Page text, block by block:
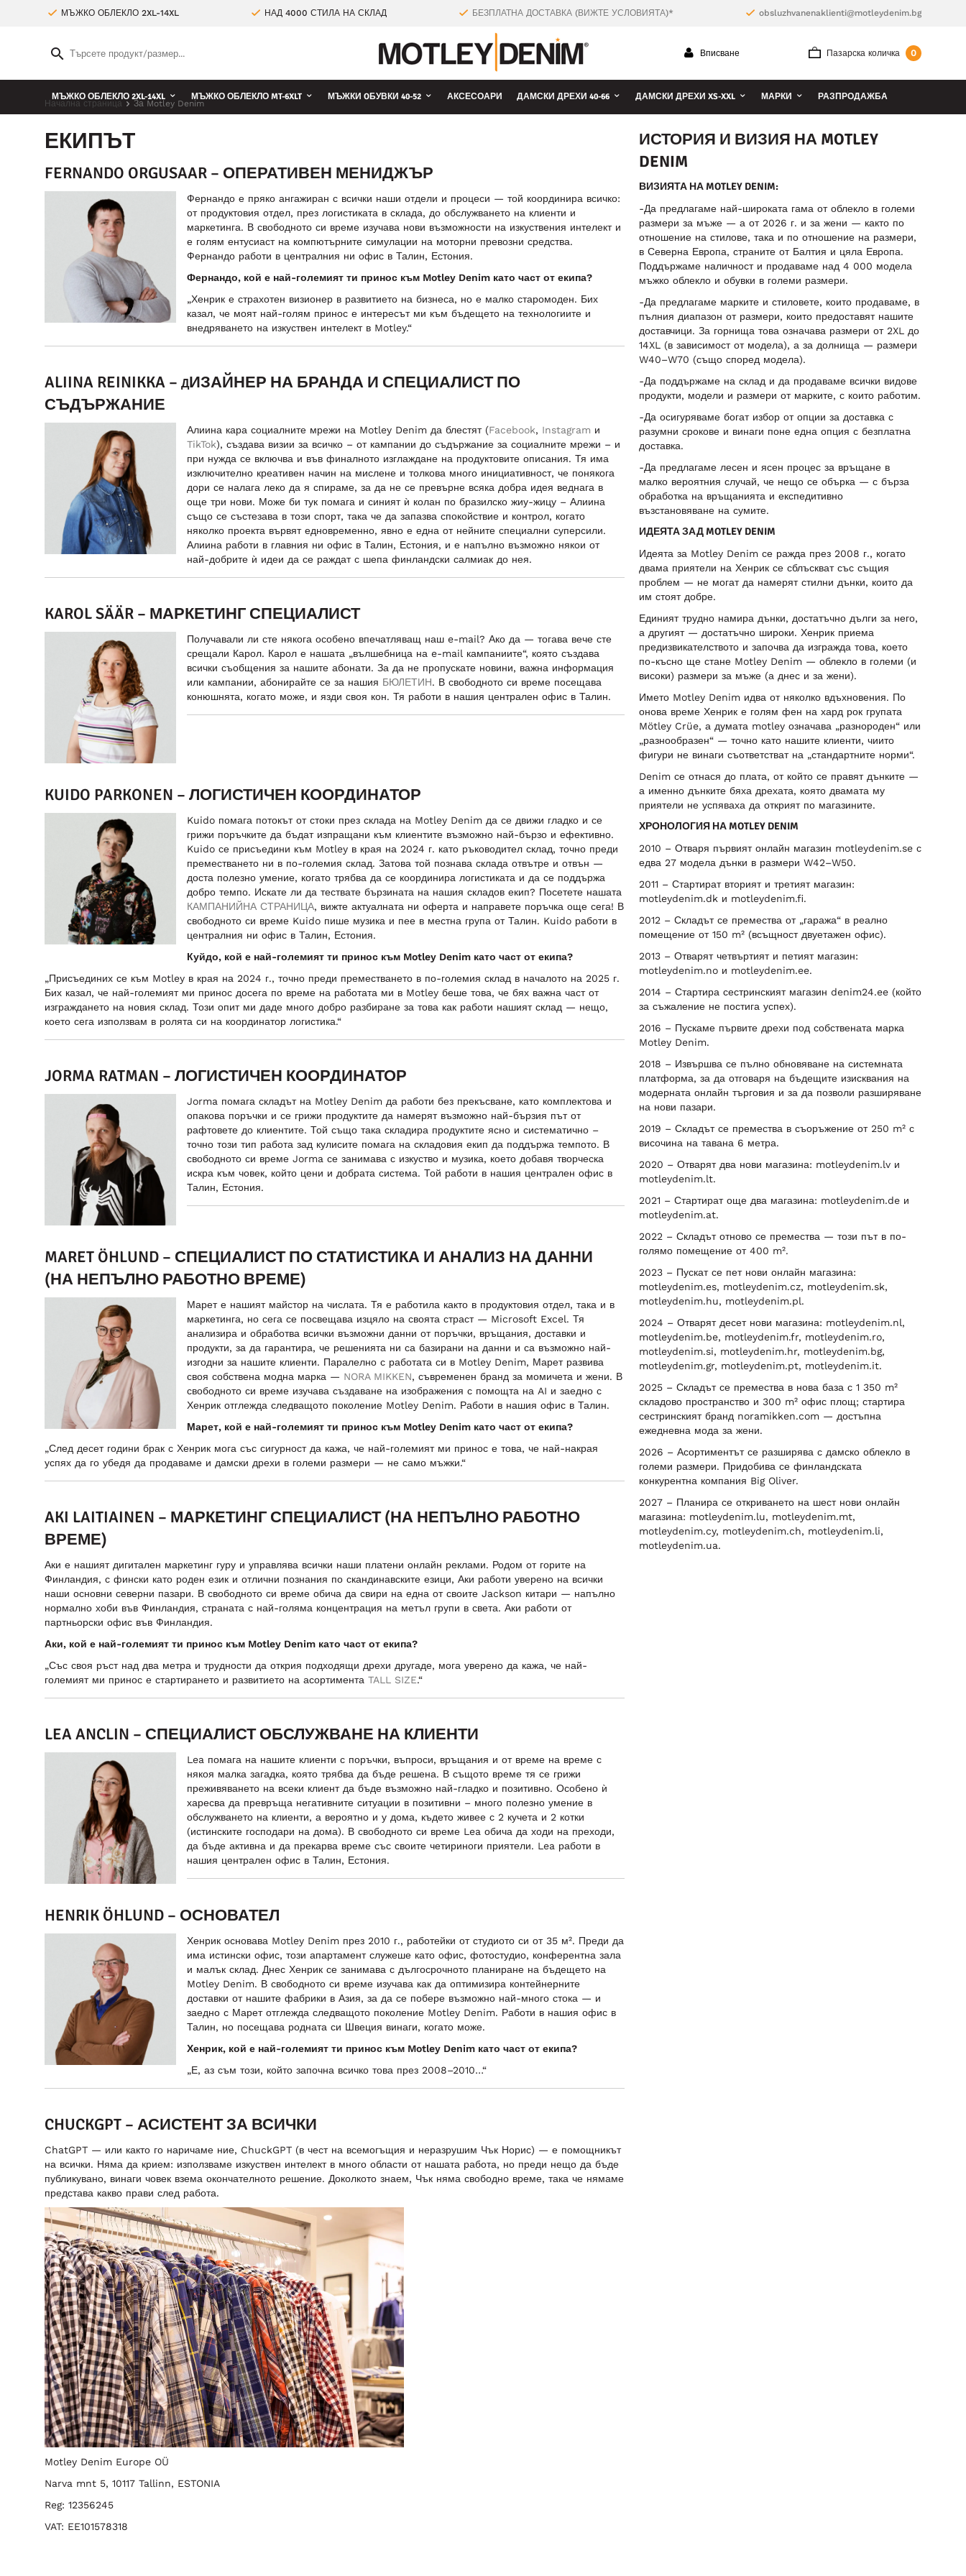
МЪЖКО ОБЛЕКЛО 2XL-14XL НАД 4000 СТИЛА НА СКЛАД БЕЗПЛАТНА ДОСТАВКА (ВИЖТЕ УСЛОВИЯТА)* obsluzhvanenaklienti@motleydenim.bg
Пазарска количка 0
Вписване
МЪЖКО ОБЛЕКЛО 2XL-14XL МЪЖКО ОБЛЕКЛО MT-6XLT МЪЖКИ OБУВКИ 40-52 АКСЕСОАРИ ДАМСКИ ДРЕХИ 40-66 ДАМСКИ ДРЕХИ XS-XXL МАРКИ РАЗПРОДАЖБА
Начална страница За Motley Denim
ЕКИПЪТ
FERNANDO ORGUSAAR – ОПЕРАТИВЕН МЕНИДЖЪР
Фернандо е пряко ангажиран с всички наши отдели и процеси — той координира всичко:
от продуктовия отдел, през логистиката в склада, до обслужването на клиенти и
маркетинга. В свободното си време изучава нови възможности на изкуствения интелект и
е голям ентусиаст на компютърните симулации на моторни превозни средства.
Фернандо работи в централния ни офис в Талин, Естония.
Фернандо, кой е най-големият ти принос към Motley Denim като част от екипа?
„Хенрик е страхотен визионер в развитието на бизнеса, но е малко старомоден. Бих
казал, че моят най-голям принос е интересът ми към бъдещето на технологиите и
внедряването на изкуствен интелект в Motley.“
ALIINA REINIKKA – ДИЗАЙНЕР НА БРАНДА И СПЕЦИАЛИСТ ПО
СЪДЪРЖАНИЕ
Алиина кара социалните мрежи на Motley Denim да блестят (Facebook, Instagram и
TikTok), създава визии за всичко – от кампании до съдържание за социалните мрежи – и
при нужда се включва и във финалното изглаждане на продуктовите описания. Тя има
изключително креативен начин на мислене и толкова много инициативност, че понякога
дори се налага леко да я спираме, за да не се превърне всяка добра идея веднага в
още три нови. Може би тук помага и синият ѝ колан по бразилско жиу-жицу – Алиина
също се състезава в този спорт, така че да запазва спокойствие и контрол, когато
няколко проекта вървят едновременно, явно е една от нейните специални суперсили.
Алиина работи в главния ни офис в Талин, Естония, и е напълно възможно някои от
най-добрите ѝ идеи да се раждат с шепа финландски салмиак до нея.
KAROL SÄÄR – МАРКЕТИНГ СПЕЦИАЛИСТ
Получавали ли сте някога особено впечатляващ наш e-mail? Ако да — тогава вече сте
срещали Карол. Карол е нашата „вълшебница на e-mail кампаниите“, която създава
всички съобщения за нашите абонати. За да не пропускате новини, важна информация
или кампании, абонирайте се за нашия БЮЛЕТИН. В свободното си време посещава
конюшнята, когато може, и язди своя кон. Тя работи в нашия централен офис в Талин.
KUIDO PARKONEN – ЛОГИСТИЧЕН КООРДИНАТОР
Kuido помага потокът от стоки през склада на Motley Denim да се движи гладко и се
грижи поръчките да бъдат изпращани към клиентите възможно най-бързо и ефективно.
Kuido се присъедини към Motley в края на 2024 г. като ръководител склад, точно преди
преместването ни в по-големия склад. Затова той познава склада отвътре и отвън —
доста полезно умение, когато трябва да се координира логистиката и да се поддържа
добро темпо. Искате ли да тествате бързината на нашия складов екип? Посетете нашата
КАМПАНИЙНА СТРАНИЦА, вижте актуалната ни оферта и направете поръчка още сега! В
свободното си време Kuido пише музика и пее в местна група от Талин. Kuido работи в
централния ни офис в Талин, Естония.
Куйдо, кой е най-големият ти принос към Motley Denim като част от екипа?
„Присъединих се към Motley в края на 2024 г., точно преди преместването в по-големия склад в началото на 2025 г.
Бих казал, че най-големият ми принос досега по време на работата ми в Motley беше това, че бях важна част от
изграждането на новия склад. Този опит ми даде много добро разбиране за това как работи нашият склад — нещо,
което сега използвам в ролята си на координатор логистика.“
JORMA RATMAN – ЛОГИСТИЧЕН КООРДИНАТОР
Jorma помага складът на Motley Denim да работи без прекъсване, като комплектова и
опакова поръчки и се грижи продуктите да намерят възможно най-бързия път от
рафтовете до клиентите. Той също така складира продуктите ясно и систематично –
точно този тип работа зад кулисите помага на складовия екип да поддържа темпото. В
свободното си време Jorma се занимава с изкуство и музика, което добавя творческа
искра към човек, който цени и добрата система. Той работи в нашия централен офис в
Талин, Естония.
MARET ÖHLUND – СПЕЦИАЛИСТ ПО СТАТИСТИКА И АНАЛИЗ НА ДАННИ
(НА НЕПЪЛНО РАБОТНО ВРЕМЕ)
Марет е нашият майстор на числата. Тя е работила както в продуктовия отдел, така и в
маркетинга, но сега се посвещава изцяло на своята страст — Microsoft Excel. Тя
анализира и обработва всички възможни данни от поръчки, връщания, доставки и
продукти, за да гарантира, че решенията ни са базирани на данни и са възможно най-
изгодни за нашите клиенти. Паралелно с работата си в Motley Denim, Марет развива
своя собствена модна марка — NORA MIKKEN, съвременен бранд за момичета и жени. В
свободното си време изучава създаване на изображения с помощта на AI и заедно с
Хенрик отглежда следващото поколение Motley Denim. Работи в нашия офис в Талин.
Марет, кой е най-големият ти принос към Motley Denim като част от екипа?
„След десет години брак с Хенрик мога със сигурност да кажа, че най-големият ми принос е това, че най-накрая
успях да го убедя да продаваме и дамски дрехи в големи размери — не само мъжки.“
AKI LAITIAINEN – МАРКЕТИНГ СПЕЦИАЛИСТ (НА НЕПЪЛНО РАБОТНО
ВРЕМЕ)
Аки е нашият дигитален маркетинг гуру и управлява всички наши платени онлайн реклами. Родом от горите на
Финландия, с фински като роден език и отлични познания по скандинавските езици, Аки работи уверено на всички
наши основни северни пазари. В свободното си време обича да свири на една от своите Jackson китари — напълно
нормално хоби във Финландия, страната с най-голяма концентрация на метъл групи в света. Аки работи от
партньорски офис във Финландия.
Аки, кой е най-големият ти принос към Motley Denim като част от екипа?
„Със своя ръст над два метра и трудности да открия подходящи дрехи другаде, мога уверено да кажа, че най-
големият ми принос е стартирането и развитието на асортимента TALL SIZE.“
LEA ANCLIN – СПЕЦИАЛИСТ ОБСЛУЖВАНЕ НА КЛИЕНТИ
Lea помага на нашите клиенти с поръчки, въпроси, връщания и от време на време с
някоя малка загадка, която трябва да бъде решена. В същото време тя се грижи
преживяването на всеки клиент да бъде възможно най-гладко и позитивно. Особено ѝ
харесва да превръща негативните ситуации в позитивни – много полезно умение в
обслужването на клиенти, а вероятно и у дома, където живее с 2 кучета и 2 котки
(истинските господари на дома). В свободното си време Lea обича да ходи на преходи,
да бъде активна и да прекарва време със своите четириноги приятели. Lea работи в
нашия централен офис в Талин, Естония.
HENRIK ÖHLUND – ОСНОВАТЕЛ
Хенрик основава Motley Denim през 2010 г., работейки от студиото си от 35 м². Преди да
има истински офис, този апартамент служеше като офис, фотостудио, конферентна зала
и малък склад. Днес Хенрик се занимава с дългосрочното планиране на бъдещето на
Motley Denim. В свободното си време изучава как да оптимизира контейнерните
доставки от нашите фабрики в Азия, за да се побере възможно най-много стока — и
заедно с Марет отглежда следващото поколение Motley Denim. Работи в нашия офис в
Талин, но посещава родната си Швеция винаги, когато може.
Хенрик, кой е най-големият ти принос към Motley Denim като част от екипа?
„Е, аз съм този, който започна всичко това през 2008–2010…“
CHUCKGPT – АСИСТЕНТ ЗА ВСИЧКИ
ChatGPT — или както го наричаме ние, ChuckGPT (в чест на всемогъщия и неразрушим Чък Норис) — е помощникът
на всички. Няма да крием: използваме изкуствен интелект в много области от нашата работа, но преди нещо да бъде
публикувано, винаги човек взема окончателното решение. Доколкото знаем, Чък няма свободно време, така че нямаме
представа какво прави след работа.
Motley Denim Europe OÜ
Narva mnt 5, 10117 Tallinn, ESTONIA
Reg: 12356245
VAT: EE101578318
ИСТОРИЯ И ВИЗИЯ НА MOTLEY
DENIM
ВИЗИЯТА НА MOTLEY DENIM:
-Да предлагаме най-широката гама от облекло в големи
размери за мъже — а от 2026 г. и за жени — както по
отношение на стилове, така и по отношение на размери,
в Северна Европа, страните от Балтия и цяла Европа.
Поддържаме наличност и продаваме над 4 000 модела
мъжко облекло и обувки в големи размери.
-Да предлагаме марките и стиловете, които продаваме, в
пълния диапазон от размери, които предоставят нашите
доставчици. За горнища това означава размери от 2XL до
14XL (в зависимост от модела), а за долнища — размери
W40–W70 (също според модела).
-Да поддържаме на склад и да продаваме всички видове
продукти, модели и размери от марките, с които работим.
-Да осигуряваме богат избор от опции за доставка с
разумни срокове и винаги поне една опция с безплатна
доставка.
-Да предлагаме лесен и ясен процес за връщане в
малко вероятния случай, че нещо се обърка — с бърза
обработка на връщанията и експедитивно
възстановяване на сумите.
ИДЕЯТА ЗАД MOTLEY DENIM
Идеята за Motley Denim се ражда през 2008 г., когато
двама приятели на Хенрик се сблъскват със същия
проблем — не могат да намерят стилни дънки, които да
им стоят добре.
Единият трудно намира дънки, достатъчно дълги за него,
а другият — достатъчно широки. Хенрик приема
предизвикателството и започва да изгражда това, което
по-късно ще стане Motley Denim — облекло в големи (и
високи) размери за мъже (а днес и за жени).
Името Motley Denim идва от няколко вдъхновения. По
онова време Хенрик е голям фен на хард рок групата
Mötley Crüe, а думата motley означава „разнороден“ или
„разнообразен“ — точно като нашите клиенти, чиито
фигури не винаги съответстват на „стандартните норми“.
Denim се отнася до плата, от който се правят дънките —
а именно дънките бяха дрехата, която двамата му
приятели не успяваха да открият по магазините.
ХРОНОЛОГИЯ НА MOTLEY DENIM
2010 – Отваря първият онлайн магазин motleydenim.se с
едва 27 модела дънки в размери W42–W50.
2011 – Стартират вторият и третият магазин:
motleydenim.dk и motleydenim.fi.
2012 – Складът се премества от „гаража“ в реално
помещение от 150 m² (всъщност двуетажен офис).
2013 – Отварят четвъртият и петият магазин:
motleydenim.no и motleydenim.ee.
2014 – Стартира сестринският магазин denim24.ee (който
за съжаление не постига успех).
2016 – Пускаме първите дрехи под собствената марка
Motley Denim.
2018 – Извършва се пълно обновяване на системната
платформа, за да отговаря на бъдещите изисквания на
модерната онлайн търговия и за да позволи разширяване
на нови пазари.
2019 – Складът се премества в съоръжение от 250 m² с
височина на тавана 6 метра.
2020 – Отварят два нови магазина: motleydenim.lv и
motleydenim.lt.
2021 – Стартират още два магазина: motleydenim.de и
motleydenim.at.
2022 – Складът отново се премества — този път в по-
голямо помещение от 400 m².
2023 – Пускат се пет нови онлайн магазина:
motleydenim.es, motleydenim.cz, motleydenim.sk,
motleydenim.hu, motleydenim.pl.
2024 – Отварят десет нови магазина: motleydenim.nl,
motleydenim.be, motleydenim.fr, motleydenim.ro,
motleydenim.si, motleydenim.hr, motleydenim.bg,
motleydenim.gr, motleydenim.pt, motleydenim.it.
2025 – Складът се премества в нова база с 1 350 m²
складово пространство и 300 m² офис площ; стартира
сестринският бранд noramikken.com — достъпна
ежедневна мода за жени.
2026 – Асортиментът се разширява с дамско облекло в
големи размери. Придобива се финландската
конкурентна компания Big Oliver.
2027 – Планира се откриването на шест нови онлайн
магазина: motleydenim.lu, motleydenim.mt,
motleydenim.cy, motleydenim.ch, motleydenim.li,
motleydenim.ua.